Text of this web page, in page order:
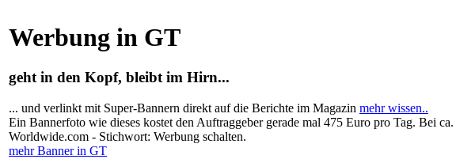
Werbung in GT
geht in den Kopf, bleibt im Hirn...
... und verlinkt mit Super-Bannern direkt auf die Berichte im Magazin mehr wissen..
Ein Bannerfoto wie dieses kostet den Auftraggeber gerade mal 475 Euro pro Tag. Bei
Worldwide.com - Stichwort: Werbung schalten.
mehr Banner in GT